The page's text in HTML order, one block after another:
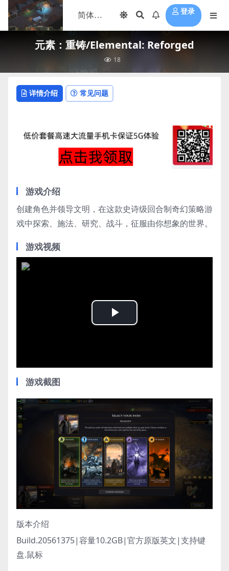
登录
元素：重铸/Elemental: Reforged
18
详情介绍 常见问题
游戏介绍
创建角色并领导文明，在这款史诗级回合制奇幻策略游
戏中探索、施法、研究、战斗，征服由你想象的世界。
游戏视频
Play
游戏截图
版本介绍
Build.20561375|容量10.2GB|官方原版英文|支持键
盘.鼠标